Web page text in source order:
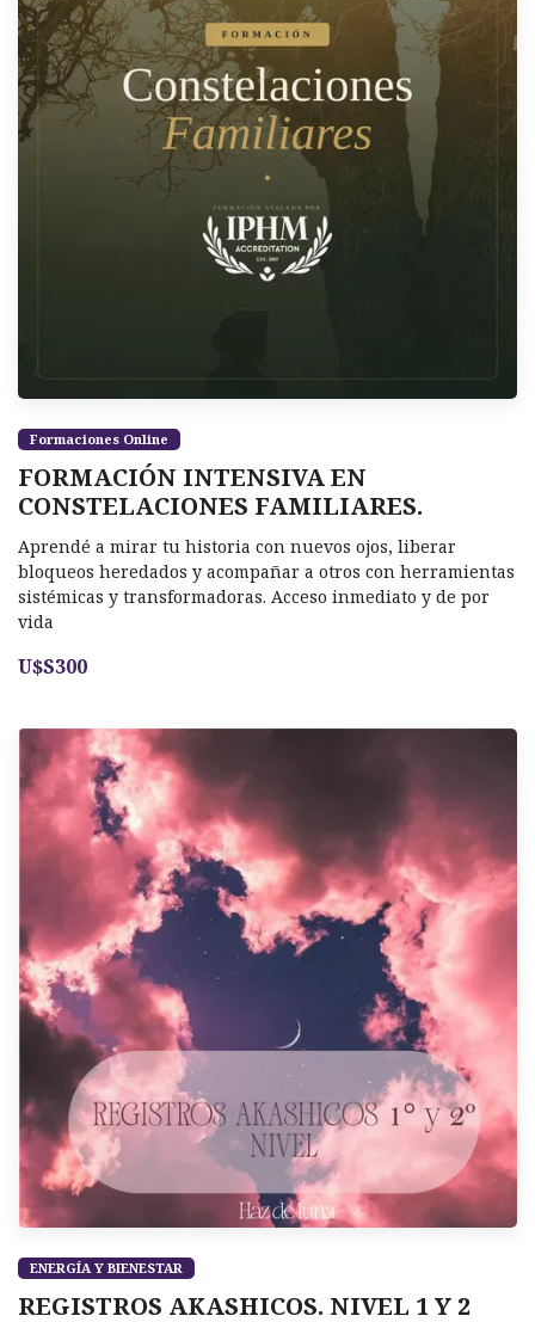
Formaciones Online
FORMACIÓN INTENSIVA EN
CONSTELACIONES FAMILIARES.
Aprendé a mirar tu historia con nuevos ojos, liberar
bloqueos heredados y acompañar a otros con herramientas
sistémicas y transformadoras. Acceso inmediato y de por
vida
U$S300
ENERGÍA Y BIENESTAR
REGISTROS AKASHICOS. NIVEL 1 Y 2